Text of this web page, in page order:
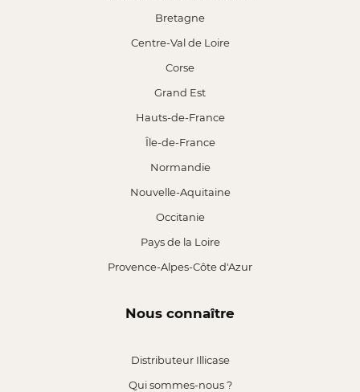
Bretagne
Centre-Val de Loire
Corse
Grand Est
Hauts-de-France
Île-de-France
Normandie
Nouvelle-Aquitaine
Occitanie
Pays de la Loire
Provence-Alpes-Côte d'Azur
Nous connaître
Distributeur Illicase
Qui sommes-nous ?